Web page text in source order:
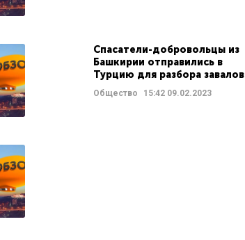
Спасатели-добровольцы из
Башкирии отправились в
Турцию для разбора завалов
Общество 15:4209.02.2023